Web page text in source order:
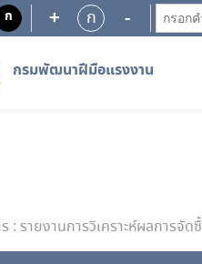
ก + ก -
กรมพัฒนาฝีมือแรงงาน
ร : รายงานการวิเคราะห์ผลการ